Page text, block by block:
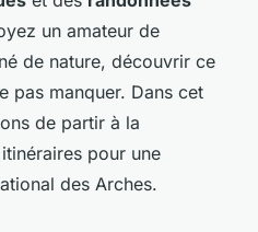
un amateur de
de nature, découvrir ce
pas manquer. Dans cet
de partir à la
pour une
des Arches.